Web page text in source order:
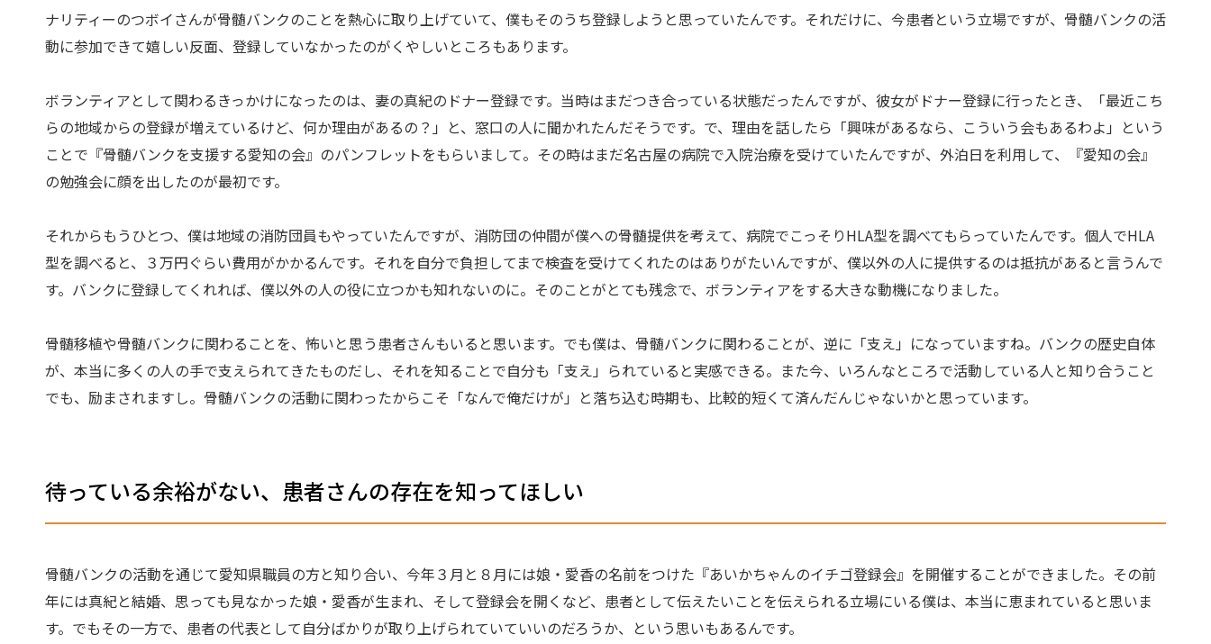
ナリティーのつボイさんが骨髄バンクのことを熱心に取り上げていて、僕もそのうち登録しようと思っていたんです。それだけに、今患者という立場ですが、骨髄バンクの活
動に参加できて嬉しい反面、登録していなかったのがくやしいところもあります。
ボランティアとして関わるきっかけになったのは、妻の真紀のドナー登録です。当時はまだつき合っている状態だったんですが、彼女がドナー登録に行ったとき、「最近こち
らの地域からの登録が増えているけど、何か理由があるの？」と、窓口の人に聞かれたんだそうです。で、理由を話したら「興味があるなら、こういう会もあるわよ」という
ことで『骨髄バンクを支援する愛知の会』のパンフレットをもらいまして。その時はまだ名古屋の病院で入院治療を受けていたんですが、外泊日を利用して、『愛知の会』
の勉強会に顔を出したのが最初です。
それからもうひとつ、僕は地域の消防団員もやっていたんですが、消防団の仲間が僕への骨髄提供を考えて、病院でこっそりHLA型を調べてもらっていたんです。個人でHLA
型を調べると、３万円ぐらい費用がかかるんです。それを自分で負担してまで検査を受けてくれたのはありがたいんですが、僕以外の人に提供するのは抵抗があると言うんで
す。バンクに登録してくれれば、僕以外の人の役に立つかも知れないのに。そのことがとても残念で、ボランティアをする大きな動機になりました。
骨髄移植や骨髄バンクに関わることを、怖いと思う患者さんもいると思います。でも僕は、骨髄バンクに関わることが、逆に「支え」になっていますね。バンクの歴史自体
が、本当に多くの人の手で支えられてきたものだし、それを知ることで自分も「支え」られていると実感できる。また今、いろんなところで活動している人と知り合うこと
でも、励まされますし。骨髄バンクの活動に関わったからこそ「なんで俺だけが」と落ち込む時期も、比較的短くて済んだんじゃないかと思っています。
待っている余裕がない、患者さんの存在を知ってほしい
骨髄バンクの活動を通じて愛知県職員の方と知り合い、今年３月と８月には娘・愛香の名前をつけた『あいかちゃんのイチゴ登録会』を開催することができました。その前
年には真紀と結婚、思っても見なかった娘・愛香が生まれ、そして登録会を開くなど、患者として伝えたいことを伝えられる立場にいる僕は、本当に恵まれていると思いま
す。でもその一方で、患者の代表として自分ばかりが取り上げられていていいのだろうか、という思いもあるんです。